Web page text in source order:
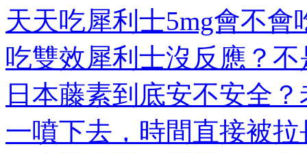
天天吃犀利士5mg會不會
吃雙效犀利士沒反應？
日本藤素到底安不安全
一噴下去，時間直接被